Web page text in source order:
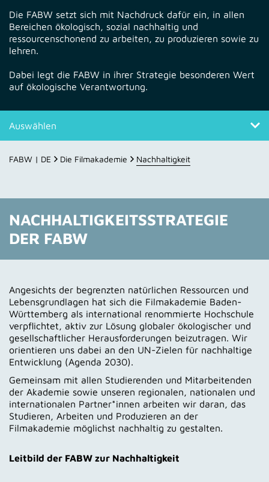
Die FABW setzt sich mit Nachdruck dafür ein, in allen
Bereichen ökologisch, sozial nachhaltig und
ressourcenschonend zu arbeiten, zu produzieren sowie zu
lehren.
Dabei legt die FABW in ihrer Strategie besonderen Wert
auf ökologische Verantwortung.
Auswählen
Nachhaltigkeitsstrategie
Rahmenbedingungen
Kontakt
FABW | DE Die Filmakademie Nachhaltigkeit
NACHHALTIGKEITSSTRATEGIE
DER FABW
Angesichts der begrenzten natürlichen Ressourcen und
Lebensgrundlagen hat sich die Filmakademie Baden-
Württemberg als international renommierte Hochschule
verpflichtet, aktiv zur Lösung globaler ökologischer und
gesellschaftlicher Herausforderungen beizutragen. Wir
orientieren uns dabei an den UN-Zielen für nachhaltige
Entwicklung (Agenda 2030).
Gemeinsam mit allen Studierenden und Mitarbeitenden
der Akademie sowie unseren regionalen, nationalen und
internationalen Partner*innen arbeiten wir daran, das
Studieren, Arbeiten und Produzieren an der
Filmakademie möglichst nachhaltig zu gestalten.
Leitbild der FABW zur Nachhaltigkeit